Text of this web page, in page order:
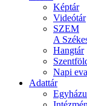
Képtár
Videótár
SZEM
A
Hangtár
Napi
Adattár